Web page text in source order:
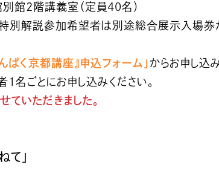
館2階講義室（定員40名）
特別解説参加希望者は別途総合展示入場券
んぱく京都講座』申込フォーム」 からお申し込
名ごとにお申し込みください。
いただきました。
て」